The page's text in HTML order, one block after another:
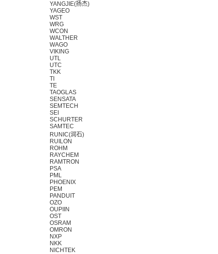
YANGJIE(扬杰)
YAGEO
WST
WRG
WCON
WALTHER
WAGO
VIKING
UTL
UTC
TKK
TI
TE
TAOGLAS
SENSATA
SEMTECH
SEI
SCHURTER
SAMTEC
RUNIC(润石)
RUILON
ROHM
RAYCHEM
RAMTRON
PSA
PML
PHOENIX
PEM
PANDUIT
OZO
OUPIIN
OST
OSRAM
OMRON
NXP
NKK
NICHTEK